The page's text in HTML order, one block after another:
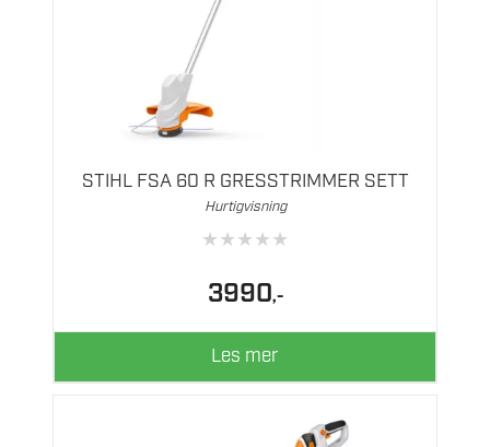
STIHL FSA 60 R GRESSTRIMMER SETT
Hurtigvisning
★★★★★
3990,-
Les mer